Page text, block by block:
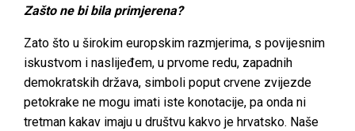
Zašto ne bi bila primjerena?
Zato što u širokim europskim razmjerima, s povijesnim
iskustvom i naslijeđem, u prvome redu, zapadnih
demokratskih država, simboli poput crvene zvijezde
petokrake ne mogu imati iste konotacije, pa onda ni
tretman kakav imaju u društvu kakvo je hrvatsko. Naše